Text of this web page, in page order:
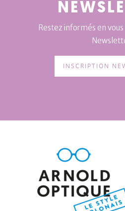
Restez informés en
INSCRIPTION